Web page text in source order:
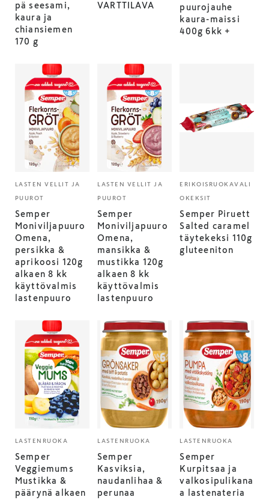
pä seesami,
kaura ja
chiansiemen
170 g
VARTTILAVA
puurojauhe
kaura-maissi
400g 6kk +
LASTEN VELLIT JA
PUUROT
Semper
Moniviljapuuro
Omena,
persikka &
aprikoosi 120g
alkaen 8 kk
käyttövalmis
lastenpuuro
LASTEN VELLIT JA
PUUROT
Semper
Moniviljapuuro
Omena,
mansikka &
mustikka 120g
alkaen 8 kk
käyttövalmis
lastenpuuro
ERIKOISRUOKAVALI
OKEKSIT
Semper Piruett
Salted caramel
täytekeksi 110g
gluteeniton
LASTENRUOKA
Semper
Veggiemums
Mustikka &
päärynä alkaen
LASTENRUOKA
Semper
Kasviksia,
naudanlihaa &
perunaa
LASTENRUOKA
Semper
Kurpitsaa ja
valkosipulikana
a lastenateria